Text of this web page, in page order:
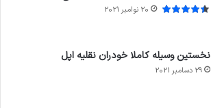
20 نوامبر 2021
نخستین وسیله کاملا خودران نقلیه اپل
29 دسامبر 2021